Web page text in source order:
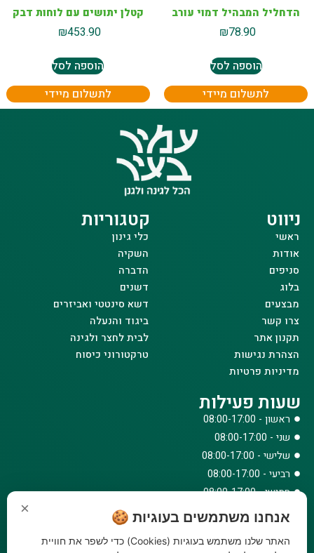
הדחליל המבהיל דמוי עורב
₪78.90
הוספה לסל
לתשלום מיידי
קטלן יתושים עם לוחות דבק
₪453.90
הוספה לסל
לתשלום מיידי
ניווט
ראשי
אודות
סניפים
בלוג
מבצעים
צרו קשר
תקנון אתר
הצהרת נגישות
מדיניות פרטיות
קטגוריות
כלי גינון
השקיה
הדברה
דשנים
דשא סינטטי ואביזרים
ביגוד והנעלה
לבית לחצר ולגינה
טרקטורוני כיסוח
שעות פעילות
ראשון - 08:00-17:00
שני - 08:00-17:00
שלישי - 08:00-17:00
רביעי - 08:00-17:00
חמישי - 08:00-17:00
שישי - 08:00-12:30
צרו קשר
× אנחנו משתמשים בעוגיות 🍪
האתר שלנו משתמש בעוגיות (Cookies) כדי לשפר את חוויית